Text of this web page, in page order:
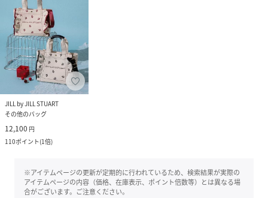
JILL by JILL STUART
その他のバッグ
12,100 円
110ポイント(1倍)
※アイテムページの更新が定期的に行われているため、検索結果が実際の
アイテムページの内容（価格、在庫表示、ポイント倍数等）とは異なる場
合がございます。ご注意ください。